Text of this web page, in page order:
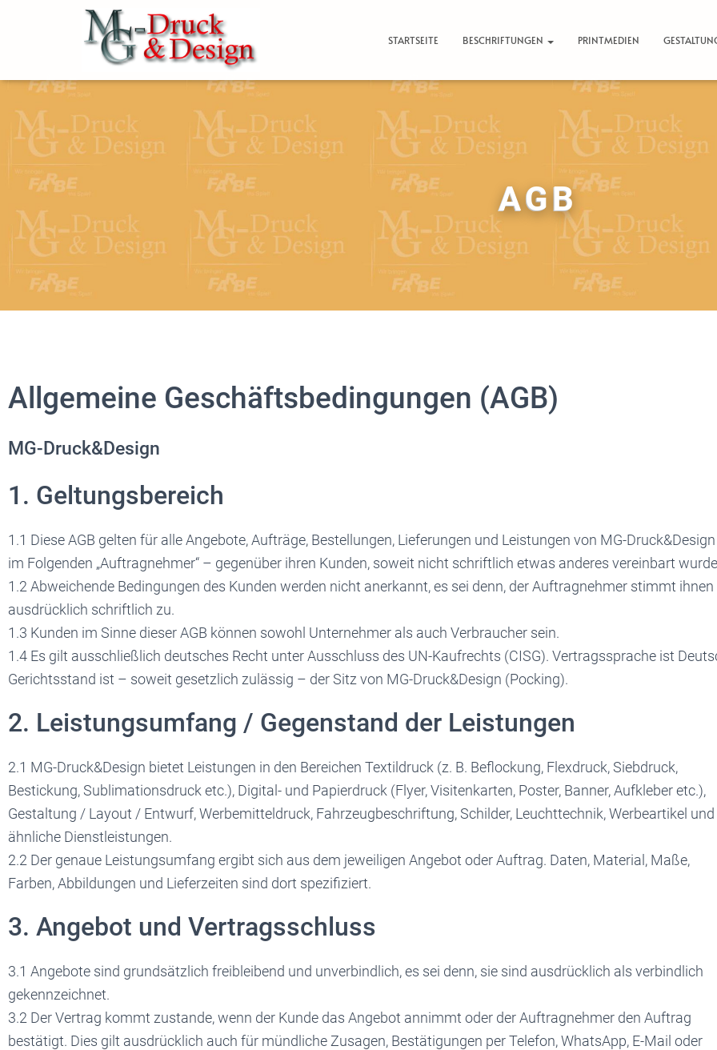
STARTSEITE BESCHRIFTUNGEN PRINTMEDIEN
AGB
Allgemeine Geschäftsbedingungen (AGB)
MG-Druck&Design
1. Geltungsbereich
1.1 Diese AGB gelten für alle Angebote, Aufträge, Bestellungen, Lieferungen und Leistungen von MG-
im Folgenden „Auftragnehmer“ – gegenüber ihren Kunden, soweit nicht schriftlich etwas anderes vereinbart
1.2 Abweichende Bedingungen des Kunden werden nicht anerkannt, es sei denn, der Auftragnehmer stimmt ihnen
ausdrücklich schriftlich zu.
1.3 Kunden im Sinne dieser AGB können sowohl Unternehmer als auch Verbraucher sein.
1.4 Es gilt ausschließlich deutsches Recht unter Ausschluss des UN-Kaufrechts (CISG). Vertragssprache ist
Gerichtsstand ist – soweit gesetzlich zulässig – der Sitz von MG-Druck&Design (Pocking).
2. Leistungsumfang / Gegenstand der Leistungen
2.1 MG-Druck&Design bietet Leistungen in den Bereichen Textildruck (z. B. Beflockung, Flexdruck, Siebdruck,
Bestickung, Sublimationsdruck etc.), Digital- und Papierdruck (Flyer, Visitenkarten, Poster, Banner, Aufkleber etc.),
Gestaltung / Layout / Entwurf, Werbemitteldruck, Fahrzeugbeschriftung, Schilder, Leuchttechnik, Werbeartikel und
ähnliche Dienstleistungen.
2.2 Der genaue Leistungsumfang ergibt sich aus dem jeweiligen Angebot oder Auftrag. Daten, Material, Maße,
Farben, Abbildungen und Lieferzeiten sind dort spezifiziert.
3. Angebot und Vertragsschluss
3.1 Angebote sind grundsätzlich freibleibend und unverbindlich, es sei denn, sie sind ausdrücklich als verbindlich
gekennzeichnet.
3.2 Der Vertrag kommt zustande, wenn der Kunde das Angebot annimmt oder der Auftragnehmer den Auftrag
bestätigt. Dies gilt ausdrücklich auch für mündliche Zusagen, Bestätigungen per Telefon, WhatsApp, E-Mail oder